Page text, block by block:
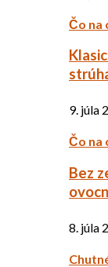
Čo na
9. júla
Čo na
Bez
8. júla